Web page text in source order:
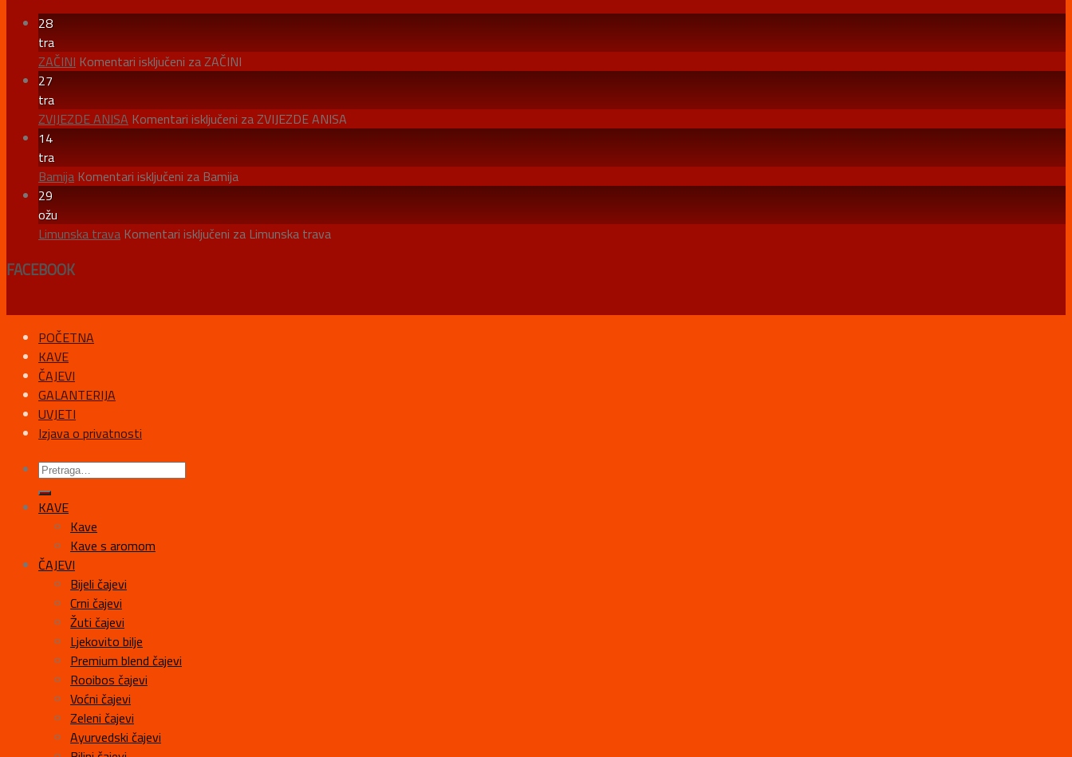
28
tra
ZAČINI Komentari isključeni za ZAČINI
27
tra
ZVIJEZDE ANISA Komentari isključeni za ZVIJEZDE ANISA
14
tra
Bamija Komentari isključeni za Bamija
29
ožu
Limunska trava Komentari isključeni za Limunska trava
FACEBOOK
POČETNA
KAVE
ČAJEVI
GALANTERIJA
UVJETI
Izjava o privatnosti
KAVE
Kave
Kave s aromom
ČAJEVI
Bijeli čajevi
Crni čajevi
Žuti čajevi
Ljekovito bilje
Premium blend čajevi
Rooibos čajevi
Voćni čajevi
Zeleni čajevi
Ayurvedski čajevi